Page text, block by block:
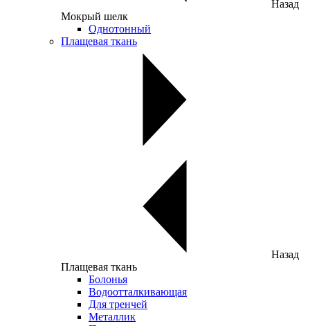
Назад
Мокрый шелк
Однотонный
Плащевая ткань
Назад
Плащевая ткань
Болонья
Водоотталкивающая
Для тренчей
Металлик